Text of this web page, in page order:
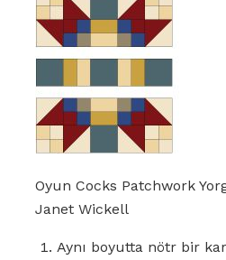
Oyun Cocks Patchwork
Janet Wickell
Aynı boyutta nötr bir